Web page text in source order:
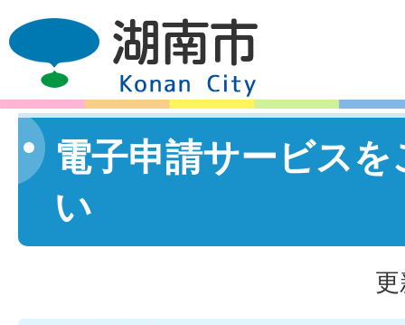
電子申請サービス
い